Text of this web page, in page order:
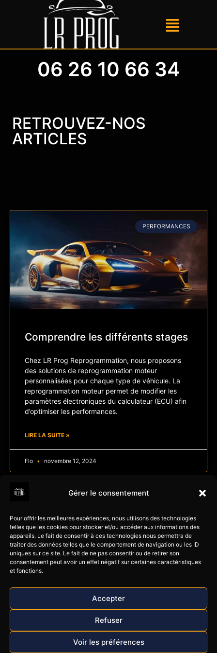
Gérer le consentement
Pour offrir les meilleures expériences, nous utilisons des technologies
telles que les cookies pour stocker et/ou accéder aux informations des
appareils. Le fait de consentir à ces technologies nous permettra de
traiter des données telles que le comportement de navigation ou les ID
uniques sur ce site. Le fait de ne pas consentir ou de retirer son
consentement peut avoir un effet négatif sur certaines caractéristiques
et fonctions.
Accepter
Refuser
Voir les préférences
06 26 10 66 34
RETROUVEZ-NOS
ARTICLES
PERFORMANCES
Comprendre les différents stages
Chez LR Prog Reprogrammation, nous proposons
des solutions de reprogrammation moteur
personnalisées pour chaque type de véhicule. La
reprogrammation moteur permet de modifier les
paramètres électroniques du calculateur (ECU) afin
d’optimiser les performances.
LIRE LA SUITE »
Flo novembre 12, 2024
Services
Optimisation
perf
Flexfuel
Éthanol
le blog LR
Voiture
Poids-
lourds
Engin TP
Moto-
Contact
19600 Larche
Email :
contact@lrprog.fr
Tel : 06 26 10 66 34
: 18h30